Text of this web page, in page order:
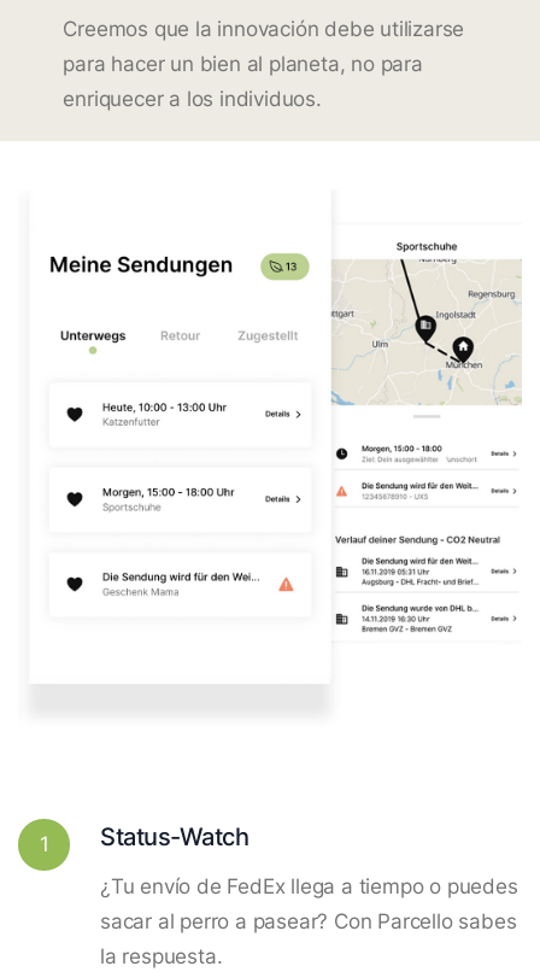
Creemos que la innovación debe utilizarse
para hacer un bien al planeta, no para
enriquecer a los individuos.
1 Status-Watch
¿Tu envío de FedEx llega a tiempo o puedes
sacar al perro a pasear? Con Parcello sabes
la respuesta.